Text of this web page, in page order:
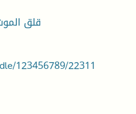
قلق
123456789/22311